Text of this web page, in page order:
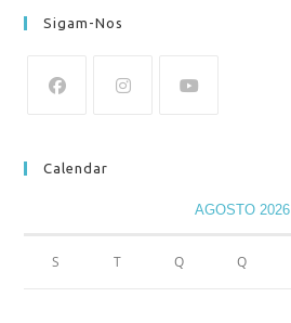
Sigam-Nos
Calendar
AGOSTO 2026
S T Q Q